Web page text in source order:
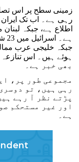
زمینی سطح پر اس
جبکہ خلیجی عرب
بھی خبر ہے۔
مجموعی طور پر،
رہی ہیں، تو
پڑتے نظر آ رہے
اور غیر مستحکم
ہے۔